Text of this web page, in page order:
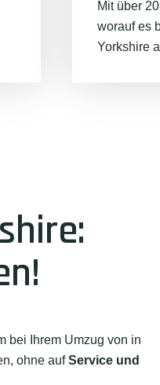
Mit über
worauf es
Yorkshire
bei Ihrem Umzug von in
ohne aufService und